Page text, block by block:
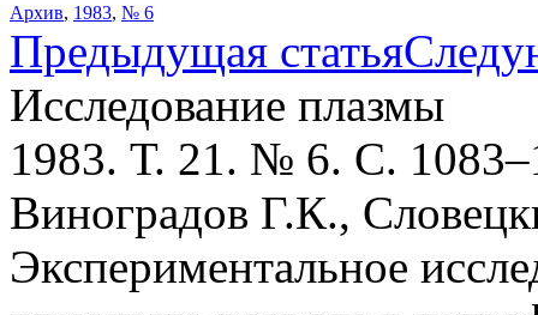
Архив, 1983, № 6
Предыдущая статья
Исследование плазмы
1983. Т. 21. № 6. С.
Виноградов Г.К.,
Экспериментальное